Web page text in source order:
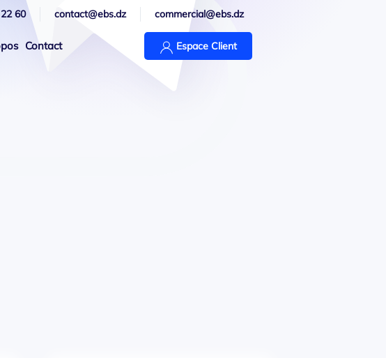
60 contact@ebs.dz commercial@ebs.dz
Contact Espace Client